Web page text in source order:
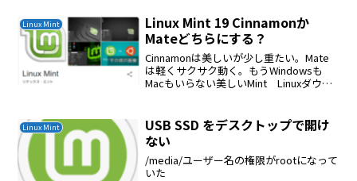
Linux Mint
Linux Mint 19 Cinnamonか
Mateどちらにする？
Cinnamonは美しいが少し重たい。Mate
は軽くサクサク動く。もうWindowsも
Macもいらない美しいMint Linuxダウン
ライターで焼く美しくするポ...
Linux Mint
USB SSD をデスクトップで開け
ない
/media/ユーザー名の権限がrootになって
いた